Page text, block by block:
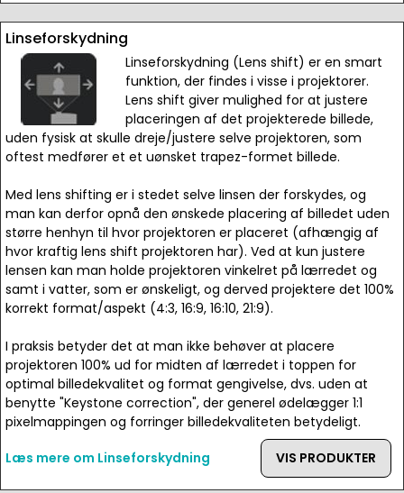
Linseforskydning
Linseforskydning (Lens shift) er en smart
funktion, der findes i visse i projektorer.
Lens shift giver mulighed for at justere
placeringen af det projekterede billede,
uden fysisk at skulle dreje/justere selve projektoren, som
oftest medfører et et uønsket trapez-formet billede.
Med lens shifting er i stedet selve linsen der forskydes, og
man kan derfor opnå den ønskede placering af billedet uden
større henhyn til hvor projektoren er placeret (afhængig af
hvor kraftig lens shift projektoren har). Ved at kun justere
lensen kan man holde projektoren vinkelret på lærredet og
samt i vatter, som er ønskeligt, og derved projektere det 100%
korrekt format/aspekt (4:3, 16:9, 16:10, 21:9).
I praksis betyder det at man ikke behøver at placere
projektoren 100% ud for midten af lærredet i toppen for
optimal billedekvalitet og format gengivelse, dvs. uden at
benytte "Keystone correction", der generel ødelægger 1:1
pixelmappingen og forringer billedekvaliteten betydeligt.
Læs mere om Linseforskydning
VIS PRODUKTER